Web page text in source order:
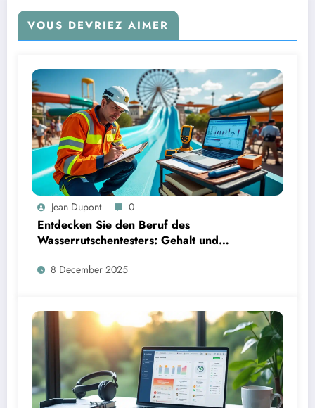
VOUS DEVRIEZ AIMER
Jean Dupont 0
Entdecken Sie den Beruf des
Wasserrutschentesters: Gehalt und
Karrierechancen
8 December 2025